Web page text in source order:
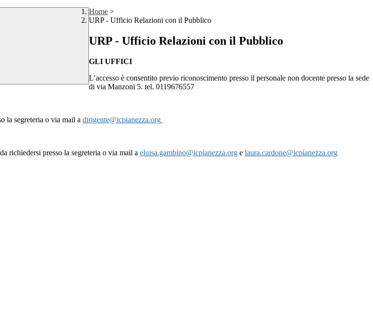
Home >
URP - Ufficio Relazioni con il Pubblico
URP - Ufficio Relazioni con il Pubblico
GLI UFFICI
L’accesso è consentito previo riconoscimento presso il personale non docente presso la sede
di via Manzoni 5. tel. 0119676557
la segreteria o via mail a dirigente@icpianezza.org
richiedersi presso la segreteria o via mail a eluisa.gambino@icpianezza.org e laura.cardone@icpianezza.org